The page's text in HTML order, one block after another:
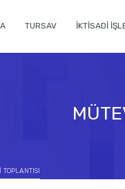
TURSAV İKTİSADİ